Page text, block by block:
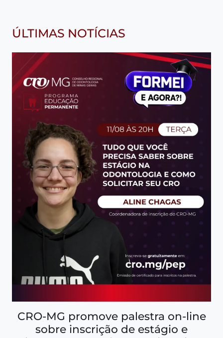
ÚLTIMAS NOTÍCIAS
CRO-MG promove palestra on-line
sobre inscrição de estágio e